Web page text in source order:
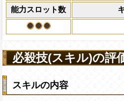
能力スロット数
アクション
必殺技(スキル)の評
スキルの内容